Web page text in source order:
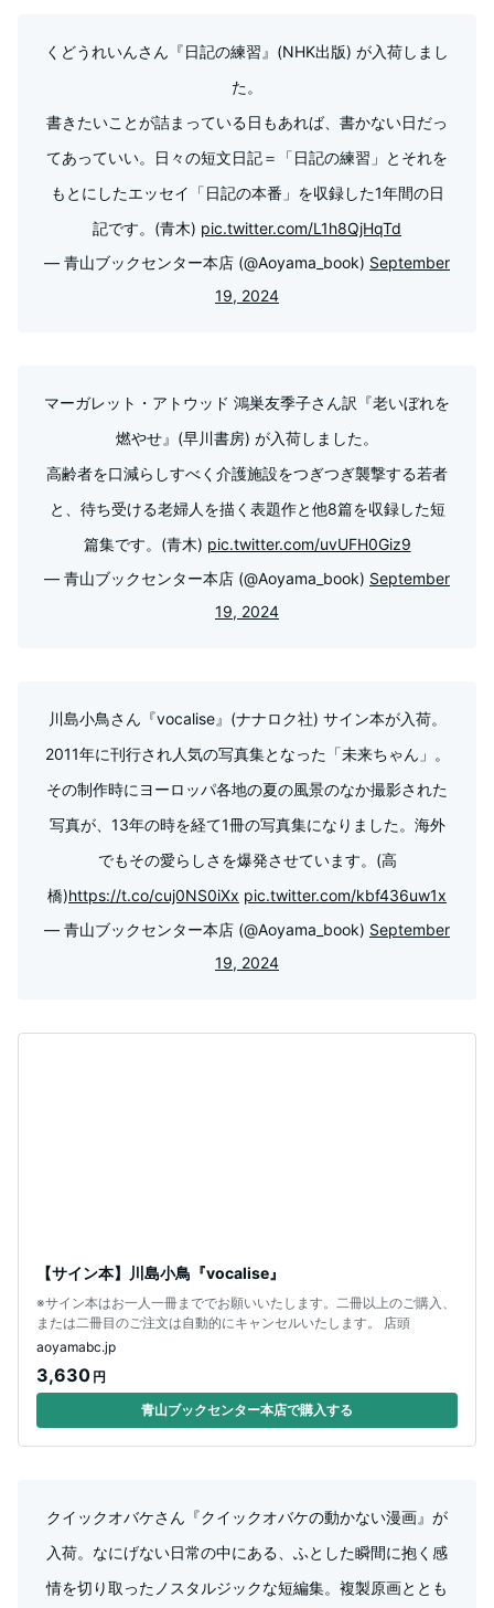
くどうれいんさん『日記の練習』(NHK出版) が入荷しまし
た。
書きたいことが詰まっている日もあれば、書かない日だっ
てあっていい。日々の短文日記＝「日記の練習」とそれを
もとにしたエッセイ「日記の本番」を収録した1年間の日
記です。(青木) pic.twitter.com/L1h8QjHqTd
— 青山ブックセンター本店 (@Aoyama_book) September
19, 2024
マーガレット・アトウッド 鴻巣友季子さん訳『老いぼれを
燃やせ』(早川書房) が入荷しました。
高齢者を口減らしすべく介護施設をつぎつぎ襲撃する若者
と、待ち受ける老婦人を描く表題作と他8篇を収録した短
篇集です。(青木) pic.twitter.com/uvUFH0Giz9
— 青山ブックセンター本店 (@Aoyama_book) September
19, 2024
川島小鳥さん『vocalise』(ナナロク社) サイン本が入荷。
2011年に刊行され人気の写真集となった「未来ちゃん」。
その制作時にヨーロッパ各地の夏の風景のなか撮影された
写真が、13年の時を経て1冊の写真集になりました。海外
でもその愛らしさを爆発させています。(高
橋)https://t.co/cuj0NS0iXx pic.twitter.com/kbf436uw1x
— 青山ブックセンター本店 (@Aoyama_book) September
19, 2024
【サイン本】川島小鳥『vocalise』
※サイン本はお一人一冊まででお願いいたします。二冊以上のご購入、
または二冊目のご注文は自動的にキャンセルいたします。 店頭
aoyamabc.jp
3,630 円
青山ブックセンター本店で購入する
クイックオバケさん『クイックオバケの動かない漫画』が
入荷。なにげない日常の中にある、ふとした瞬間に抱く感
情を切り取ったノスタルジックな短編集。複製原画ととも